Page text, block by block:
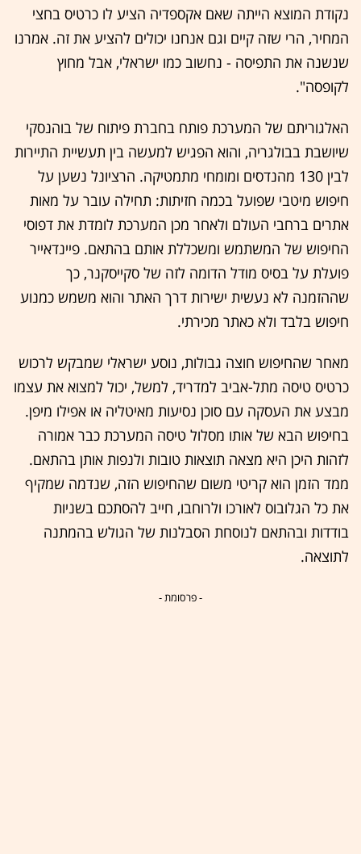
נקודת המוצא הייתה שאם אקספדיה הציע לו כרטיס בחצי
המחיר, הרי שזה קיים וגם אנחנו יכולים להציע את זה. אמרנו
שנשנה את התפיסה - נחשוב כמו ישראלי, אבל מחוץ
לקופסה".
האלגוריתם של המערכת פותח בחברת פיתוח של בוהנסקי
שיושבת בבולגריה, והוא הפגיש למעשה בין תעשיית התיירות
לבין 130 מהנדסים ומומחי מתמטיקה. הרציונל נשען על
חיפוש מיטבי שפועל בכמה חזיתות: תחילה עובר על מאות
אתרים ברחבי העולם ולאחר מכן המערכת לומדת את דפוסי
החיפוש של המשתמש ומשכללת אותם בהתאם. פיינדאייר
פועלת על בסיס מודל הדומה לזה של סקייסקנר, כך
שההזמנה לא נעשית ישירות דרך האתר והוא משמש כמנוע
חיפוש בלבד ולא כאתר מכירתי.
מאחר שהחיפוש חוצה גבולות, נוסע ישראלי שמבקש לרכוש
כרטיס טיסה מתל-אביב למדריד, למשל, יכול למצוא את עצמו
מבצע את העסקה עם סוכן נסיעות מאיטליה או אפילו מיפן.
בחיפוש הבא של אותו מסלול טיסה המערכת כבר אמורה
לזהות היכן היא מצאה תוצאות טובות ולנפות אותן בהתאם.
ממד הזמן הוא קריטי משום שהחיפוש הזה, שנדמה שמקיף
את כל הגלובוס לאורכו ולרוחבו, חייב להסתכם בשניות
בודדות ובהתאם לנוסחת הסבלנות של הגולש בהמתנה
לתוצאה.
- פרסומת -